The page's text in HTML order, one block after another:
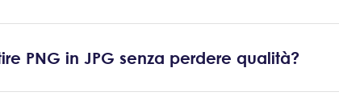
PNG in JPG senza perdere qualità?